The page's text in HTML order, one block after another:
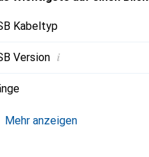
Kabeltyp
Version i
Mehr anzeigen